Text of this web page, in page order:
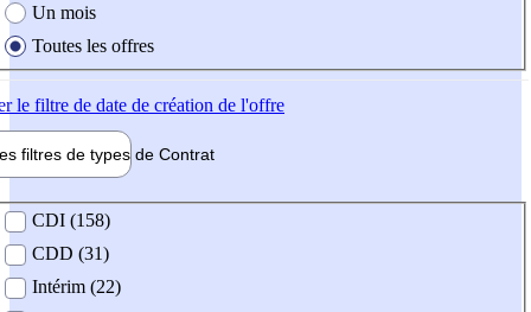
Un mois
Toutes les offres
le filtre de date de création de l'offre
filtres de types de Contrat
contrat
CDI (158)
CDD (31)
Intérim (22)